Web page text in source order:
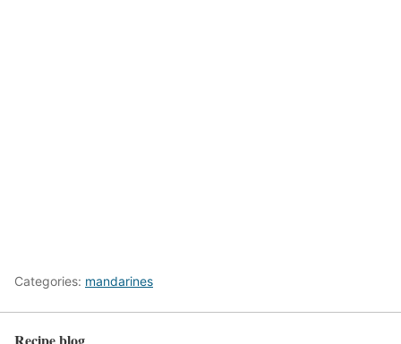
Categories: mandarines